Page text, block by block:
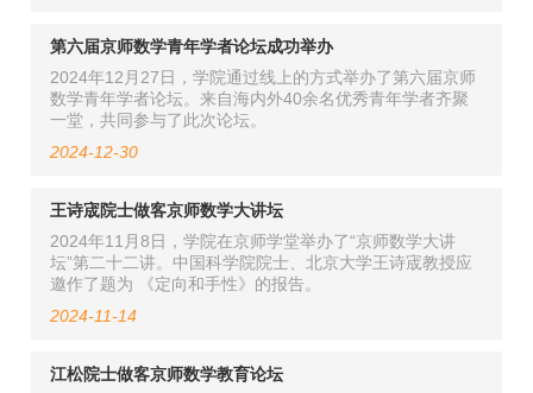
第六届京师数学青年学者论坛成功举办
2024年12月27日，学院通过线上的方式举办了第六届京师
数学青年学者论坛。来自海内外40余名优秀青年学者齐聚
一堂，共同参与了此次论坛。
2024-12-30
王诗宬院士做客京师数学大讲坛
2024年11月8日，学院在京师学堂举办了“京师数学大讲
坛”第二十二讲。中国科学院院士、北京大学王诗宬教授应
邀作了题为 《定向和手性》的报告。
2024-11-14
江松院士做客京师数学教育论坛